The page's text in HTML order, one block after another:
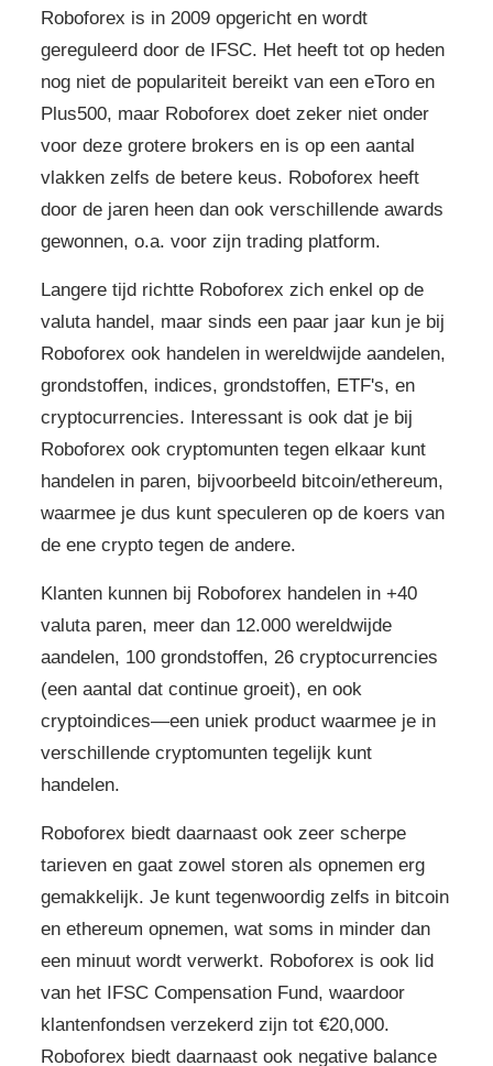
Roboforex is in 2009 opgericht en wordt
gereguleerd door de IFSC. Het heeft tot op heden
nog niet de populariteit bereikt van een eToro en
Plus500, maar Roboforex doet zeker niet onder
voor deze grotere brokers en is op een aantal
vlakken zelfs de betere keus. Roboforex heeft
door de jaren heen dan ook verschillende awards
gewonnen, o.a. voor zijn trading platform.
Langere tijd richtte Roboforex zich enkel op de
valuta handel, maar sinds een paar jaar kun je bij
Roboforex ook handelen in wereldwijde aandelen,
grondstoffen, indices, grondstoffen, ETF's, en
cryptocurrencies. Interessant is ook dat je bij
Roboforex ook cryptomunten tegen elkaar kunt
handelen in paren, bijvoorbeeld bitcoin/ethereum,
waarmee je dus kunt speculeren op de koers van
de ene crypto tegen de andere.
Klanten kunnen bij Roboforex handelen in +40
valuta paren, meer dan 12.000 wereldwijde
aandelen, 100 grondstoffen, 26 cryptocurrencies
(een aantal dat continue groeit), en ook
cryptoindices—een uniek product waarmee je in
verschillende cryptomunten tegelijk kunt
handelen.
Roboforex biedt daarnaast ook zeer scherpe
tarieven en gaat zowel storen als opnemen erg
gemakkelijk. Je kunt tegenwoordig zelfs in bitcoin
en ethereum opnemen, wat soms in minder dan
een minuut wordt verwerkt. Roboforex is ook lid
van het IFSC Compensation Fund, waardoor
klantenfondsen verzekerd zijn tot €20,000.
Roboforex biedt daarnaast ook negative balance